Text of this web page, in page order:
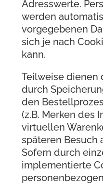
Adresswerte.
werden
vorgegebenen
sich je nach
kann.
Teilweise dienen
durch
den
(z.B. Merken des
virtuellen
späteren Besuch
Sofern durch
implementierte